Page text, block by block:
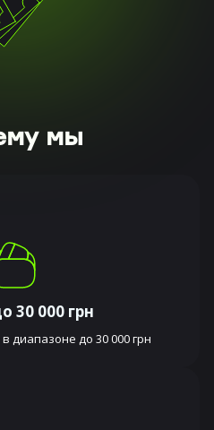
мы
30 000 грн
диапазоне до 30 000 грн